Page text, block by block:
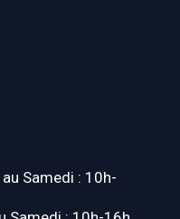
Samedi : 10h-